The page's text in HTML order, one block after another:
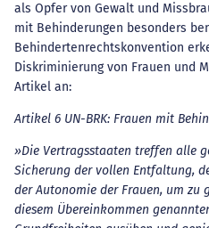
als Opfer von Gewalt und
mit Behinderungen besonders
Behindertenrechtskonvention
Diskriminierung von Frauen und
Artikel an:
Artikel 6 UN-BRK: Frauen mit
»Die Vertragsstaaten treffen alle
Sicherung der vollen Entfaltung,
der Autonomie der Frauen, um zu
diesem Übereinkommen